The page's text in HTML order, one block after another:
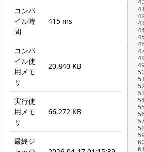
コンパ
イル時
間
415 ms
コンパ
イル使
用メモ
リ
20,840 KB
実行使
用メモ
リ
66,272 KB
最終ジ